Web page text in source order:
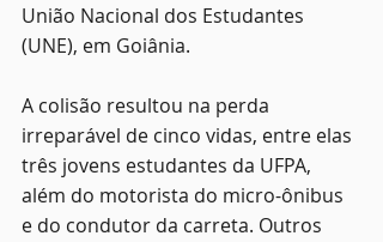
União Nacional dos Estudantes
(UNE), em Goiânia.
A colisão resultou na perda
irreparável de cinco vidas, entre elas
três jovens estudantes da UFPA,
além do motorista do micro-ônibus
e do condutor da carreta. Outros